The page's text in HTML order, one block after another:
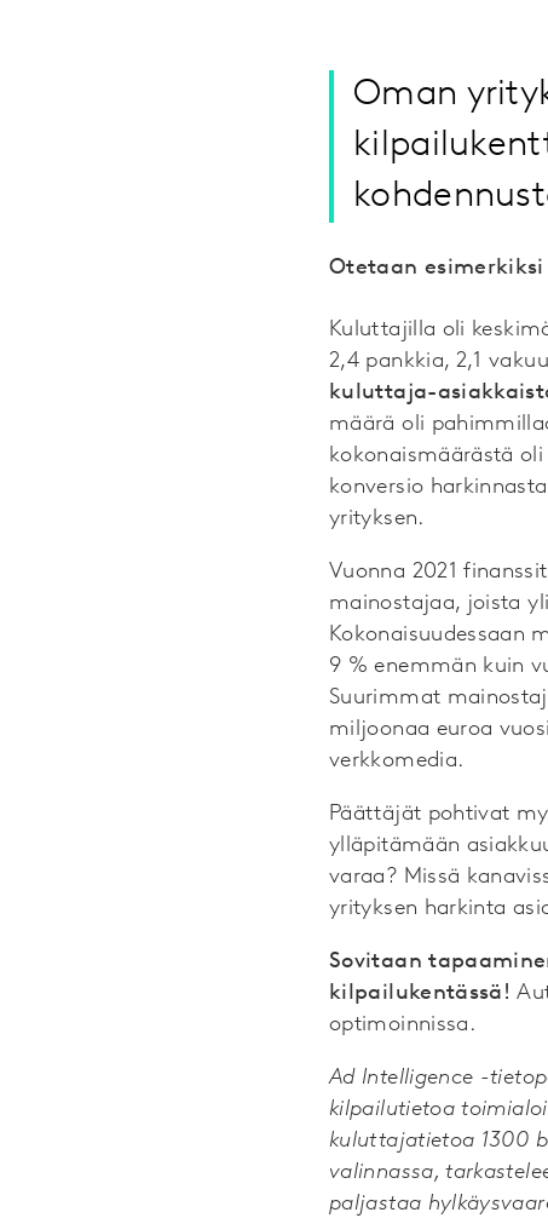
Oman
Otetaan
Kuluttajilla oli
2,4 pankkia, 2,1
kuluttaja-
määrä oli
kokonaismäärästä
konversio
yrityksen.
Vuonna 2021
mainostajaa, joista
Kokonaisuudessaan
9 % enemmän kuin
Suurimmat
miljoonaa euroa
verkkomedia.
Päättäjät pohtivat
ylläpitämään
varaa? Missä
yrityksen harkinta
Sovitaan
kilpailukentässä!
optimoinnissa.
Ad Intelligence -
kilpailutietoa
kuluttajatietoa 1300
valinnassa,
paljastaa